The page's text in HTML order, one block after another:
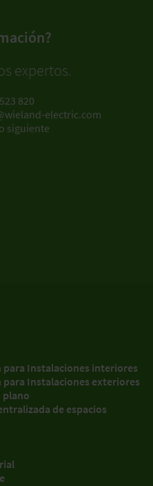
expertos.
820
electric.com
siguiente
para Instalaciones interiores
para Instalaciones exteriores
plano
de espacios